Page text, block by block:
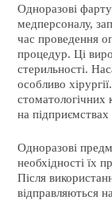
Одноразові
медперсоналу,
час проведення
процедур. Ці
стерильності.
особливо
стоматологічних
на
Одноразові
необхідності їх
Після
відправляються